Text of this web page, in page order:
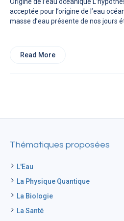
acceptée pour l’origine de l’eau
masse d’eau présente de nos jours
Read More
Thématiques proposées
L'Eau
La Physique Quantique
La Biologie
La Santé